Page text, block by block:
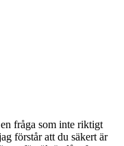
fråga som inte riktigt
förstår att du säkert är